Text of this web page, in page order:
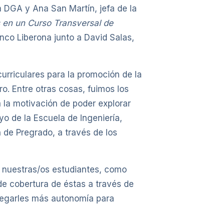
y Ana San Martín, jefa de la
un Curso Transversal de
Liberona junto a David Salas,
para la promoción de la
Entre otras cosas, fuimos los
motivación de poder explorar
de la Escuela de Ingeniería,
Pregrado, a través de los
os estudiantes, como
cobertura de éstas a través de
más autonomía para